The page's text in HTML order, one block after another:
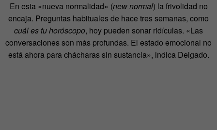
En esta «nueva normalidad» (new normal) la frivolidad no
encaja. Preguntas habituales de hace tres semanas, como
cuál es tu horóscopo, hoy pueden sonar ridículas. «Las
conversaciones son más profundas. El estado emocional no
está ahora para chácharas sin sustancia», indica Delgado.